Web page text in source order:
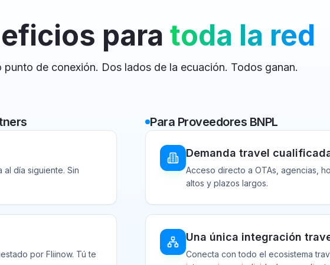
para toda la red
punto de conexión. Dos lados de la ecuación. Todos ganan.
día siguiente. Sin
por Fliinow. Tú te
Para Proveedores BNPL
Demanda travel
Acceso directo a OTAs, agencias,
altos y plazos largos.
Una única integración
Conecta con todo el ecosistema